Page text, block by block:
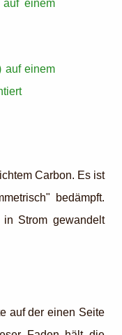
Carbon. Es ist
bedämpft.
Strom gewandelt
auf der einen Seite